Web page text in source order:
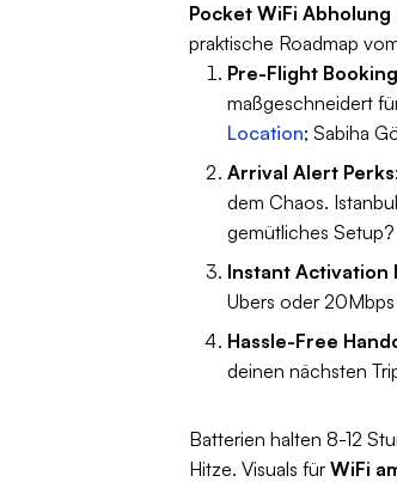
Pocket WiFi
praktische Roadmap
Pre-Flight
maßgeschneidert
Location; Sabiha
Arrival Alert Perks
dem Chaos.
gemütliches
Instant Activation
Ubers oder 20Mbps
Hassle-Free
deinen nächsten
Batterien halten 8-12
Hitze. Visuals für WiFi